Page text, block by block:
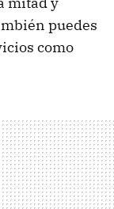
puedes
como